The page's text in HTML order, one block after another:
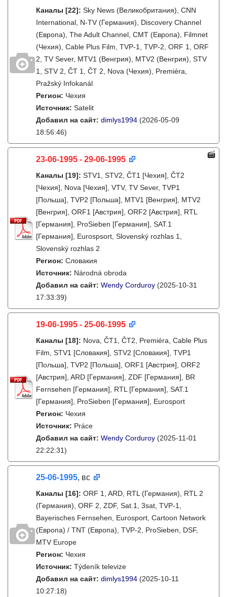
Каналы [22]: Sky News (Великобритания), CNN
International, N-TV (Германия), Discovery Channel
(Европа), The Adult Channel, CMT (Европа), Filmnet
(Чехия), Cable Plus Film, TVP-1, TVP-2, ORF 1, ORF
2, TV Sever, MTV1 (Венгрия), MTV2 (Венгрия), STV
1, STV 2, ČT 1, ČT 2, Nova (Чехия), Premiéra,
Pražský Infokanál
Регион: Чехия
Источник: Satelit
Добавил на сайт: dimlys1994 (2026-05-09
18:56:46)
23-06-1995 - 29-06-1995
Каналы [19]: STV1, STV2, ČT1 [Чехия], ČT2
[Чехия], Nova [Чехия], VTV, TV Sever, TVP1
[Польша], TVP2 [Польша], MTV1 [Венгрия], MTV2
[Венгрия], ORF1 [Австрия], ORF2 [Австрия], RTL
[Германия], ProSieben [Германия], SAT.1
[Германия], Eurospsort, Slovenský rozhlas 1,
Slovenský rozhlas 2
Регион: Словакия
Источник: Národná obroda
Добавил на сайт: Wendy Corduroy (2025-10-31
17:33:39)
19-06-1995 - 25-06-1995
Каналы [18]: Nova, ČT1, ČT2, Premiéra, Cable Plus
Film, STV1 [Словакия], STV2 [Словакия], TVP1
[Польша], TVP2 [Польша], ORF1 [Австрия], ORF2
[Австрия], ARD [Германия], ZDF [Германия], BR
Fernsehen [Германия], RTL [Германия], SAT.1
[Германия], ProSieben [Германия], Eurosport
Регион: Чехия
Источник: Práce
Добавил на сайт: Wendy Corduroy (2025-11-01
22:22:31)
25-06-1995, вс
Каналы [16]: ORF 1, ARD, RTL (Германия), RTL 2
(Германия), ORF 2, ZDF, Sat.1, 3sat, TVP-1,
Bayerisches Fernsehen, Eurosport, Cartoon Network
(Европа) / TNT (Европа), TVP-2, ProSieben, DSF,
MTV Europe
Регион: Чехия
Источник: Týdeník televize
Добавил на сайт: dimlys1994 (2025-10-11
10:27:18)